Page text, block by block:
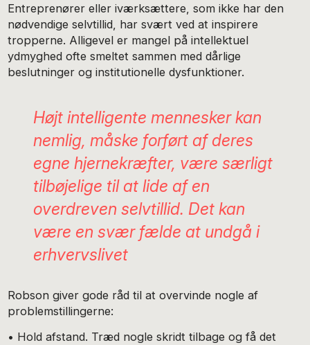
Entreprenører eller iværksættere, som ikke har den
nødvendige selvtillid, har svært ved at inspirere
tropperne. Alligevel er mangel på intellektuel
ydmyghed ofte smeltet sammen med dårlige
beslutninger og institutionelle dysfunktioner.
Højt intelligente mennesker kan
nemlig, måske forført af deres
egne hjernekræfter, være særligt
tilbøjelige til at lide af en
overdreven selvtillid. Det kan
være en svær fælde at undgå i
erhvervslivet
Robson giver gode råd til at overvinde nogle af
problemstillingerne:
• Hold afstand. Træd nogle skridt tilbage og få det